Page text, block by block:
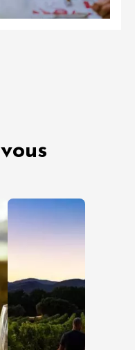
03 août
2026
En amoureux
Entre amis
Clairette
de Die :
nos idées
d’escales
pour
Cap sur
Rhône